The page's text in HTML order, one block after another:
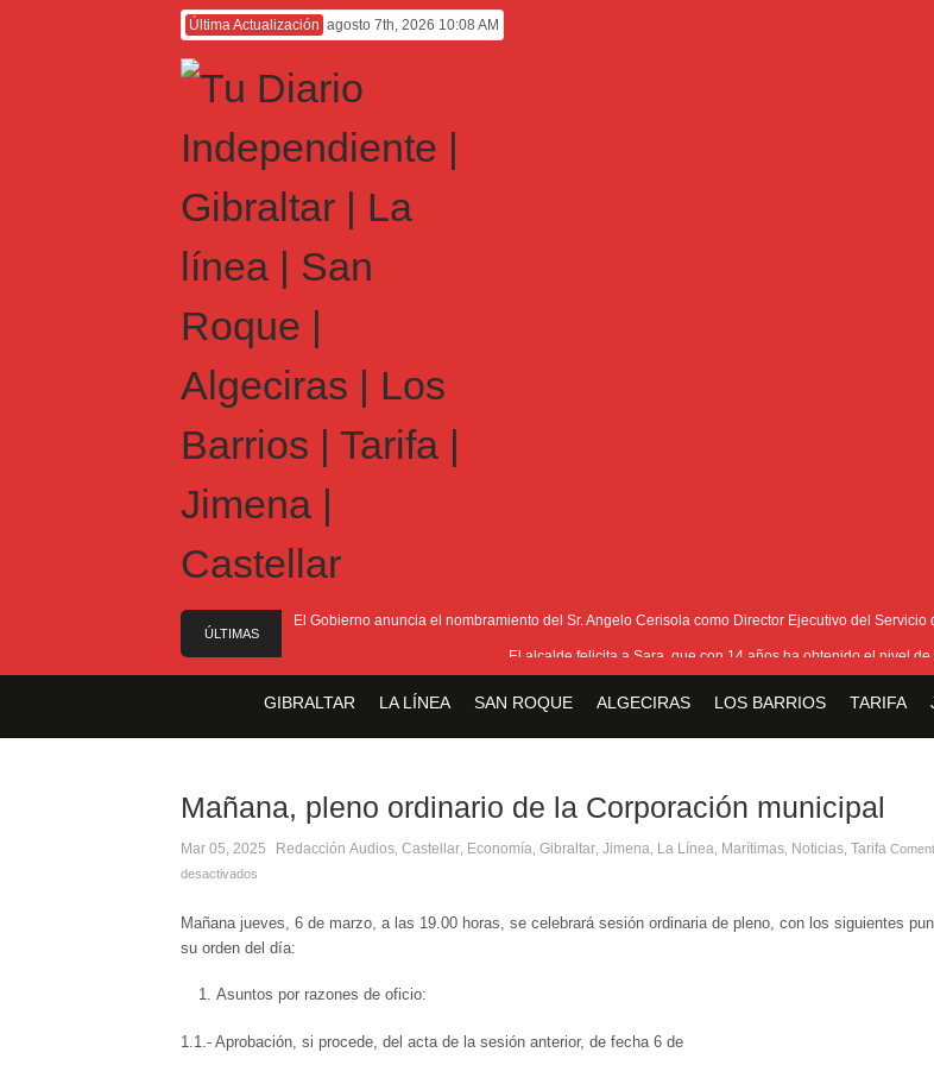
Última Actualización agosto 7th, 2026 10:08 AM
ÚLTIMAS
El Gobierno anuncia el nombramiento del Sr. Angelo Cerisola como Director Ejecutivo del
El alcalde felicita a Sara, que con 14 años ha obtenido el nivel de
GIBRALTAR LA LÍNEA SAN ROQUE ALGECIRAS LOS BARRIOS TARIFA
Mañana, pleno ordinario de la Corporación municipal
Mar 05, 2025 Redacción Audios Castellar Economía Gibraltar Jimena La Línea Marítimas Noticias Tarifa
desactivados
Mañana jueves, 6 de marzo, a las 19.00 horas, se celebrará sesión ordinaria de pleno, con los siguientes
su orden del día:
Asuntos por razones de oficio:
1.1.- Aprobación, si procede, del acta de la sesión anterior, de fecha 6 de